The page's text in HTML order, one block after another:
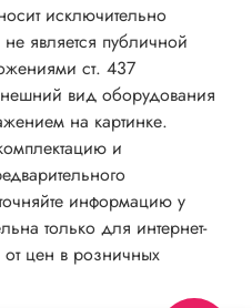
исключительно
является публичной
ст. 437
вид оборудования
на картинке.
и
информацию у
только для интернет-
от цен в розничных